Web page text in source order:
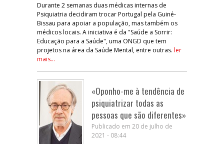
Durante 2 semanas duas médicas internas de
Psiquiatria decidiram trocar Portugal pela Guiné-
Bissau para apoiar a população, mas também os
médicos locais. A iniciativa é da "Saúde a Sorrir:
Educação para a Saúde", uma ONGD que tem
projetos na área da Saúde Mental, entre outras. ler
mais...
«Oponho-me à tendência de
psiquiatrizar todas as
pessoas que são diferentes»
Publicado em 20 de julho de
2021 - 08:44